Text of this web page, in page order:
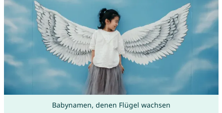
Babynamen, denen Flügel wachsen